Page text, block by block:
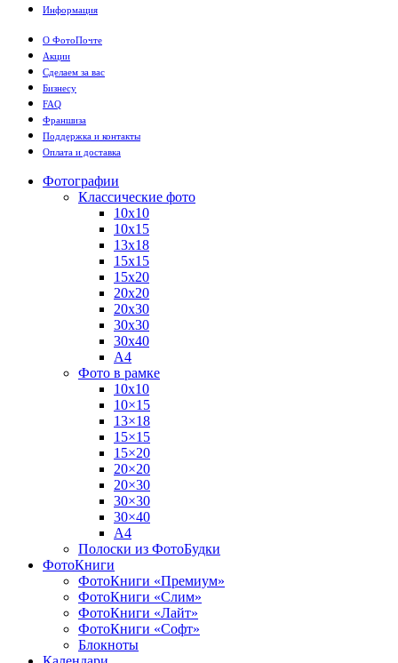
Информация
О ФотоПочте
Акции
Сделаем за вас
Бизнесу
FAQ
Франшиза
Поддержка и контакты
Оплата и доставка
Фотографии
Классические фото
10х10
10х15
13х18
15х15
15х20
20х20
20х30
30х30
30х40
А4
Фото в рамке
10х10
10×15
13×18
15×15
15×20
20×20
20×30
30×30
30×40
A4
Полоски из ФотоБудки
ФотоКниги
ФотоКниги «Премиум»
ФотоКниги «Слим»
ФотоКниги «Лайт»
ФотоКниги «Софт»
Блокноты